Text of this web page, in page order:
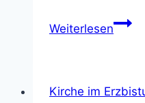
Weiterlesen
Kirche im